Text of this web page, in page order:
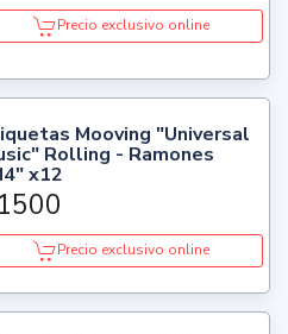
Precio exclusivo online
Mooving "Universal
Rolling - Ramones
x12
Precio exclusivo online